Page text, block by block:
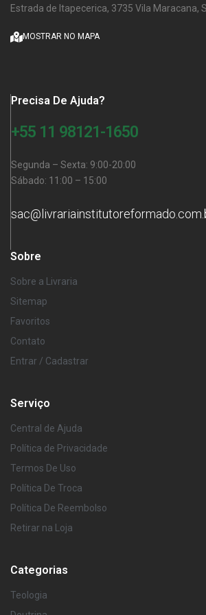
Estrada de Itapecerica, 3735 Vila Maracana,
MOSTRAR NO MAPA
Precisa De Ajuda?
+55 11 98121-1650
Segunda – Sexta: 9:00-20:00
Sábado: 11:00 – 15:00
Sobre
Sobre a Livraria
Sitemap
Favoritos
Contato
Entrar / Cadastrar
Serviço
Central de Ajuda
Política de Privacidade
Termos De Uso
Política De Troca
Política De Reembolso
Retirar na Loja
Categorias
Teologia